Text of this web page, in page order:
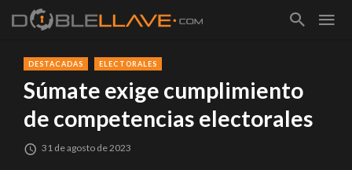
DESTACADAS ELECTORALES
Súmate exige cumplimiento
de competencias electorales
31 de agosto de 2023